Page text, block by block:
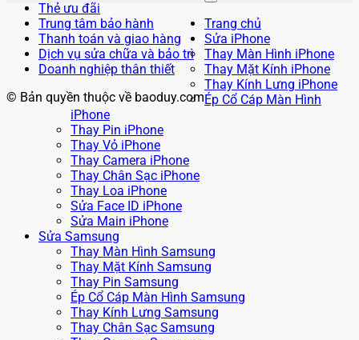
Thẻ ưu đãi
Trung tâm bảo hành
Thanh toán và giao hàng
Dịch vụ sửa chữa và bảo trì
Doanh nghiệp thân thiết
© Bản quyền thuộc về baoduy.com
Trang chủ
Sửa iPhone
Thay Màn Hình iPhone
Thay Mặt Kính iPhone
Thay Kính Lưng iPhone
Ép Cổ Cáp Màn Hình
iPhone
Thay Pin iPhone
Thay Vỏ iPhone
Thay Camera iPhone
Thay Chân Sạc iPhone
Thay Loa iPhone
Sửa Face ID iPhone
Sửa Main iPhone
Sửa Samsung
Thay Màn Hình Samsung
Thay Mặt Kính Samsung
Thay Pin Samsung
Ép Cổ Cáp Màn Hình Samsung
Thay Kính Lưng Samsung
Thay Chân Sạc Samsung